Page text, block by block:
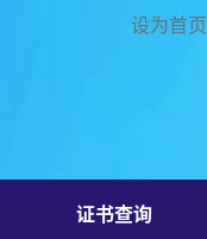
设为首页
证书查询